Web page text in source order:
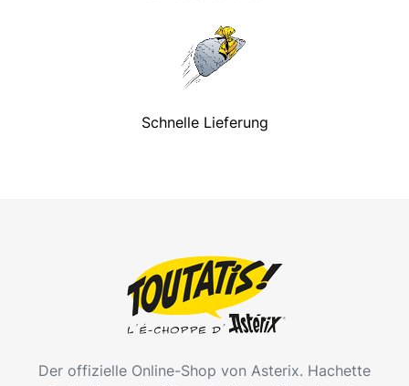
Schnelle Lieferung
Der offizielle Online-Shop von Asterix. Hachette